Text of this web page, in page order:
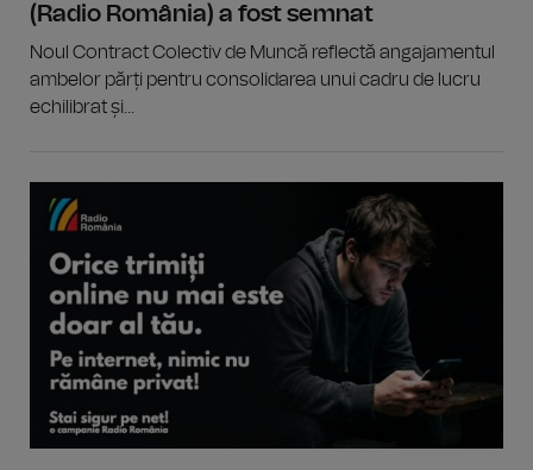
(Radio România) a fost semnat
Noul Contract Colectiv de Muncă reflectă angajamentul
ambelor părți pentru consolidarea unui cadru de lucru
echilibrat și...